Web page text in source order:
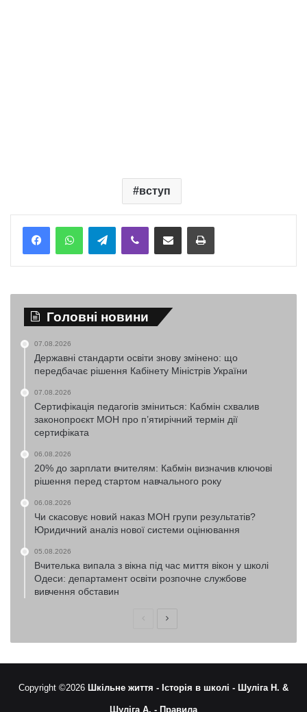
вступ
TelegramViber Надіслати електронною поштоюНадрукувати
Головні новини
07.08.2026
Державні стандарти освіти знову змінено: що
передбачає рішення Кабінету Міністрів України
07.08.2026
Сертифікація педагогів зміниться: Кабмін схвалив
законопроєкт МОН про п’ятирічний термін дії
сертифіката
06.08.2026
20% до зарплати вчителям: Кабмін визначив ключові
рішення перед стартом навчального року
06.08.2026
Чи скасовує новий наказ МОН групи результатів?
Юридичний аналіз нової системи оцінювання
05.08.2026
Вчителька випала з вікна під час миття вікон у школі
Одеси: департамент освіти розпочне службове
вивчення обставин
ПопередняНаступна
Copyright ©2026 Шкільне життя - Історія в школі - Шуліга Н. &
Шуліга А. - Правила